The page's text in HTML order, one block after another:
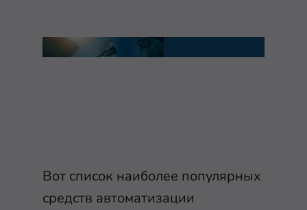
Вот список наиболее популярных
средств автоматизации